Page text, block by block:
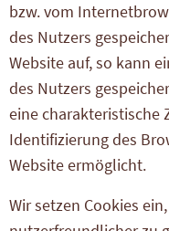
bzw. vom
des Nutzers
Website auf, so kann
des Nutzers
eine charakteristische
Identifizierung des
Website ermöglicht.
Wir setzen Cookies